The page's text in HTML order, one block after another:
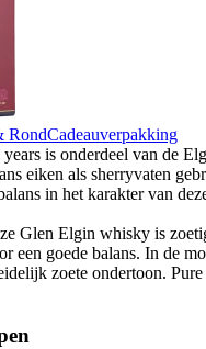
RondCadeauverpakking
is onderdeel van de
eiken als sherryvaten
in het karakter van
Glen Elgin whisky is
een goede balans. In de
zoete ondertoon.